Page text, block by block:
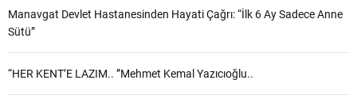
Manavgat Devlet Hastanesinden Hayati Çağrı: “İlk 6 Ay Sadece Anne
Sütü”
“HER KENT’E LAZIM.. ”Mehmet Kemal Yazıcıoğlu..